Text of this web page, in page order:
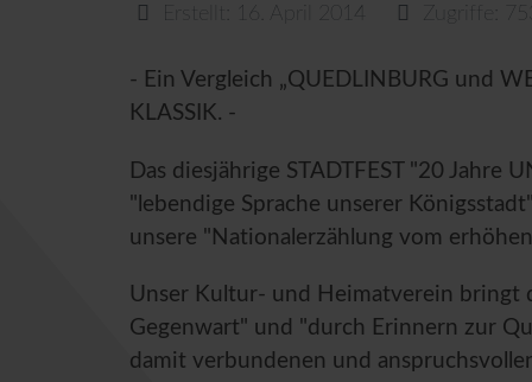
Erstellt: 16. April 2014 Zugriffe:
- Ein Vergleich „QUEDLINBURG und
KLASSIK. -
Das diesjährige STADTFEST "20
"lebendige Sprache unserer
unsere "Nationalerzählung vom
Unser Kultur- und Heimatverein bringt
Gegenwart" und "durch Erinnern zur
damit verbundenen und